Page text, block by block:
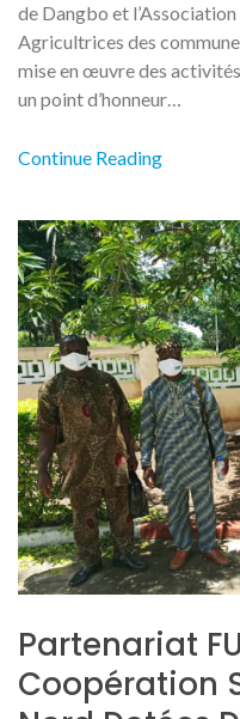
de Dangbo et
Agricultrices des
mise en œuvre des
un point d’honneur…
Continue Reading
Partenariat
Coopération